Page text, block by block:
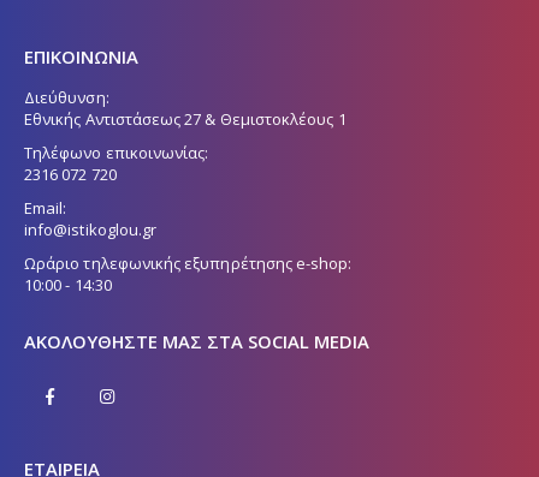
ΕΠΙΚΟΙΝΩΝΙΑ
Διεύθυνση:
Εθνικής Αντιστάσεως 27 & Θεμιστοκλέους 1
Τηλέφωνο επικοινωνίας:
2316 072 720
Email:
info@istikoglou.gr
Ωράριο τηλεφωνικής εξυπηρέτησης e-shop:
10:00 - 14:30
ΑΚΟΛΟΥΘΉΣΤΕ ΜΑΣ ΣΤΑ SOCIAL MEDIA
ΕΤΑΙΡΕΙΑ